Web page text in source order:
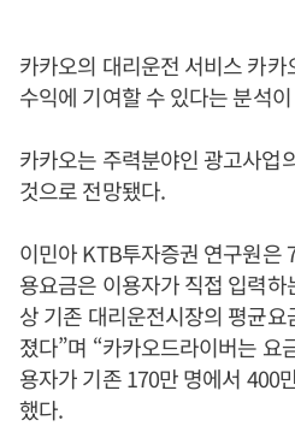
카카오의 대리운전 서비스 카
수익에 기여할 수 있다는 분석
카카오는 주력분야인 광고사업
것으로 전망됐다.
이민아 KTB투자증권 연구원은
용요금은 이용자가 직접 입력
상 기존 대리운전시장의 평균
졌다”며 “카카오드라이버는 요
용자가 기존 170만 명에서 400
했다.